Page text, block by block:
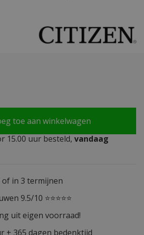
toe aan winkelwagen
15.00 uur besteld, vandaag
in 3 termijnen
9.5/10 ⭐⭐⭐⭐⭐
uit eigen voorraad!
+ 365 dagen bedenktijd